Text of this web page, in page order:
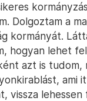
Dolgoztam a
kormányát.
hogyan lehet
azt is
ami
vissza lehessen